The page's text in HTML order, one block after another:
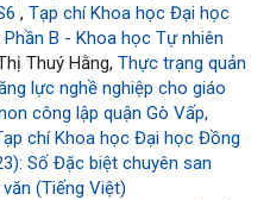
, Tạp chí Khoa học Đại học
B - Khoa học Tự nhiên
Thuý Hằng, Thực trạng quản
lực nghề nghiệp cho giáo
công lập quận Gò Vấp,
chí Khoa học Đại học Đồng
Số Đặc biệt chuyên san
(Tiếng Việt)